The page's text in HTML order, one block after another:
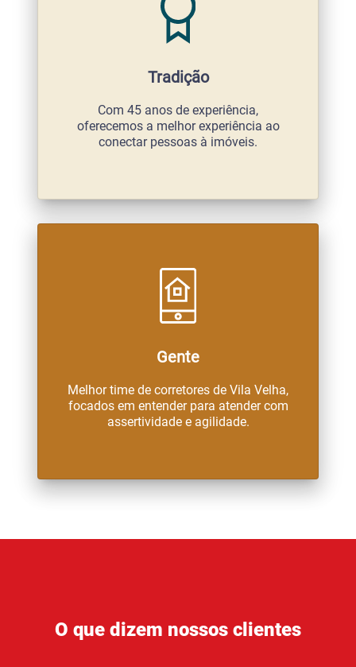
Tradição
Com 45 anos de experiência,
oferecemos a melhor experiência ao
conectar pessoas à imóveis.
Gente
Melhor time de corretores de Vila Velha,
focados em entender para atender com
assertividade e agilidade.
O que dizem nossos clientes